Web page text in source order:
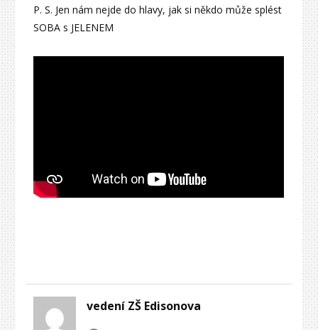
P. S. Jen nám nejde do hlavy, jak si někdo může splést
SOBA s JELENEM
vedení ZŠ Edisonova